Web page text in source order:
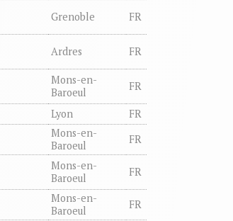
Grenoble FR
Ardres FR
Mons-en-
Baroeul
FR
Lyon FR
Mons-en-
Baroeul
FR
Mons-en-
Baroeul
FR
Mons-en-
Baroeul
FR